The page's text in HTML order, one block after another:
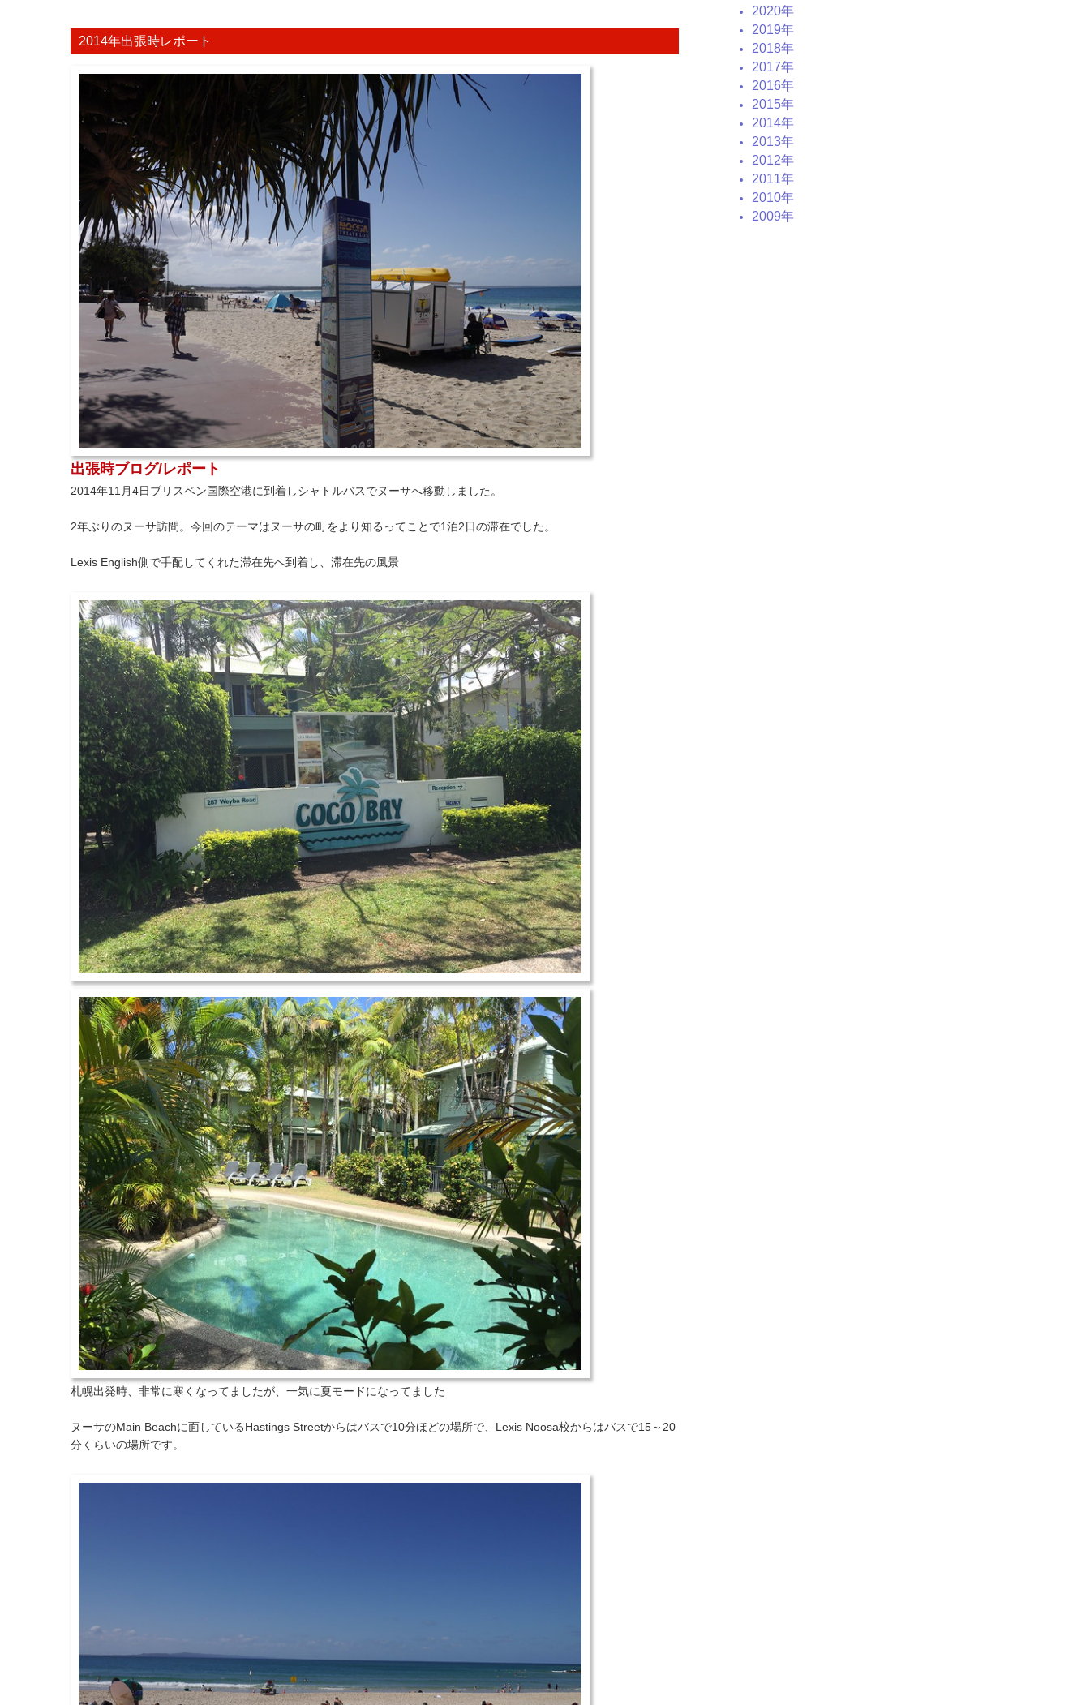
2014年出張時レポート
出張時ブログ/レポート
2014年11月4日ブリスベン国際空港に到着しシャトルバスでヌーサへ移動しました。
2年ぶりのヌーサ訪問。今回のテーマはヌーサの町をより知るってことで1泊2日の滞在でした。
Lexis English側で手配してくれた滞在先へ到着し、滞在先の風景
札幌出発時、非常に寒くなってましたが、一気に夏モードになってました
ヌーサのMain Beachに面しているHastings Streetからはバスで10分ほどの場所で、Lexis Noosa校からはバスで15～20
分くらいの場所です。
2020年
2019年
2018年
2017年
2016年
2015年
2014年
2013年
2012年
2011年
2010年
2009年